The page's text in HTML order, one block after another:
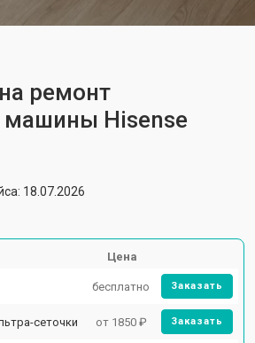
ремонт
машины Hisense
18.07.2026
Цена
бесплатно Заказать
сеточки от 1850 ₽ Заказать